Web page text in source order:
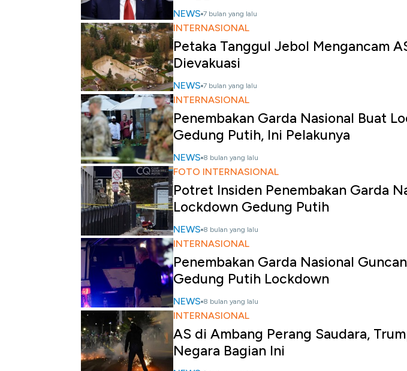
NEWS 7 bulan yang lalu
INTERNASIONAL
Petaka Tanggul Jebol Mengancam
Dievakuasi
NEWS 7 bulan yang lalu
INTERNASIONAL
Penembakan Garda Nasional Buat
Gedung Putih, Ini Pelakunya
NEWS 8 bulan yang lalu
FOTO INTERNASIONAL
Potret Insiden Penembakan Garda
Lockdown Gedung Putih
NEWS 8 bulan yang lalu
INTERNASIONAL
Penembakan Garda Nasional
Gedung Putih Lockdown
NEWS 8 bulan yang lalu
INTERNASIONAL
AS di Ambang Perang Saudara,
Negara Bagian Ini